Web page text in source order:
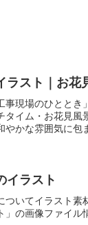
ラスト｜お花
現場のひととき
イム・お花見風
かな雰囲気に包
イラスト
いてイラスト素
」の画像ファイ